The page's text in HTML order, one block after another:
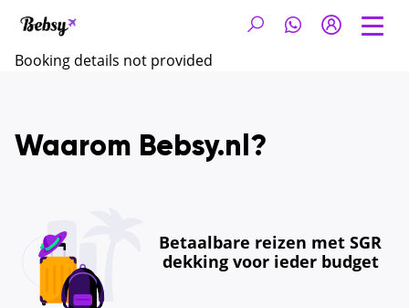
Booking details not provided
Waarom Bebsy.nl?
Betaalbare reizen met SGR
dekking voor ieder budget